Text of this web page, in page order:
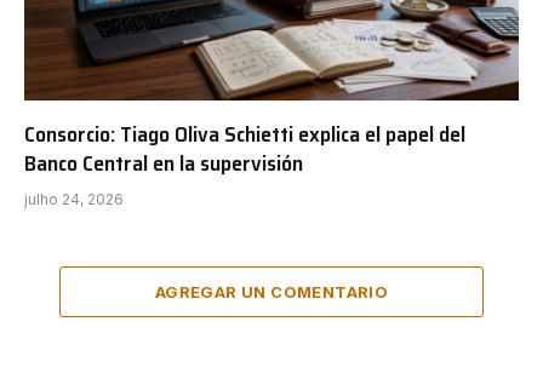
Consorcio: Tiago Oliva Schietti explica el papel del
Banco Central en la supervisión
julho 24, 2026
AGREGAR UN COMENTARIO